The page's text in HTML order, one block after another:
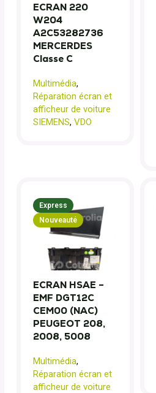
ECRAN 220
W204
A2C53282736
MERCERDES
Classe C
Multimédia,
Réparation écran et
afficheur de voiture
SIEMENS, VDO
Express
Nouveauté
ECRAN HSAE –
EMF DGT12C
CEM00 (NAC)
PEUGEOT 208,
2008, 5008
Multimédia,
Réparation écran et
afficheur de voiture